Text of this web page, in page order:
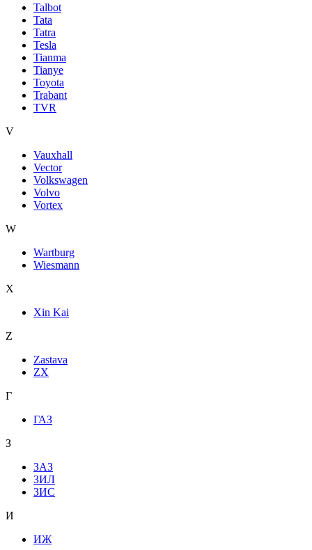
Talbot
Tata
Tatra
Tesla
Tianma
Tianye
Toyota
Trabant
TVR
V
Vauxhall
Vector
Volkswagen
Volvo
Vortex
W
Wartburg
Wiesmann
X
Xin Kai
Z
Zastava
ZX
Г
ГАЗ
З
ЗАЗ
ЗИЛ
ЗИС
И
ИЖ